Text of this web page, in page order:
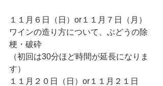
１１月６日（日）or１１月７日（月）
ワインの造り方について、ぶどうの除
梗・破砕
（初回は30分ほど時間が延長になりま
す）
１１月２０日（日）or１１月２１日